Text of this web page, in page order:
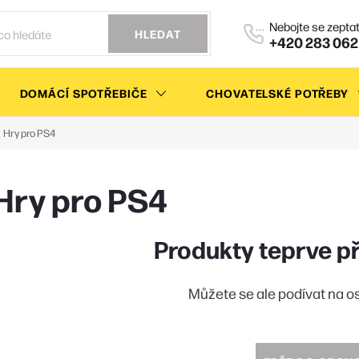
HLEDAT +420 283
DOMÁCÍ SPOTŘEBIČE CHOVATELSKÉ POTŘEBY
Hry pro PS4
pro PS4
Produkty teprve
Můžete se ale podívat na